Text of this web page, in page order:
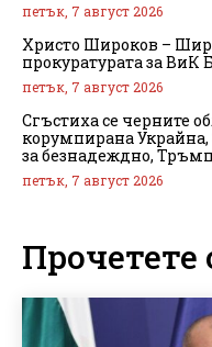
петък, 7 август 2026
Христо Широков –
прокуратурата за ВиК
петък, 7 август 2026
Сгъстиха се черните
корумпирана
за безнадеждно,
петък, 7 август 2026
Прочетете